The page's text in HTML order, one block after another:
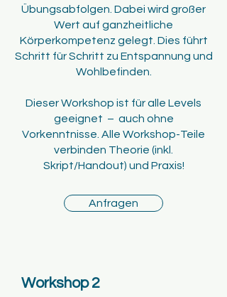
Übungsabfolgen. Dabei wird großer
Wert auf ganzheitliche
Körperkompetenz gelegt. Dies führt
Schritt für Schritt zu Entspannung und
Wohlbefinden.
Dieser Workshop ist für alle Levels
geeignet – auch ohne
Vorkenntnisse. Alle Workshop-Teile
verbinden Theorie (inkl.
Skript/Handout) und Praxis!
Anfragen
Workshop 2